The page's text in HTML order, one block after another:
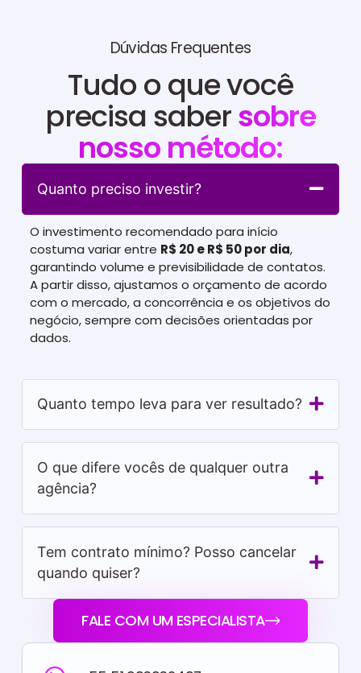
Dúvidas Frequentes
Tudo o que você
precisa sabersobre
nosso método:
Quanto preciso investir?
O investimento recomendado para início
costuma variar entre R$ 20 e R$ 50 por dia,
garantindo volume e previsibilidade de contatos.
A partir disso, ajustamos o orçamento de acordo
com o mercado, a concorrência e os objetivos do
negócio, sempre com decisões orientadas por
dados.
Quanto tempo leva para ver resultado?
O que difere vocês de qualquer outra
agência?
Tem contrato mínimo? Posso cancelar
quando quiser?
FALE COM UM ESPECIALISTA